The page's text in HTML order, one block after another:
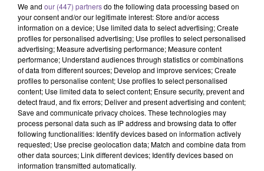
Une entreprise de Chéniers recherche
un préparateur de commandes (H/F).
Une entreprise de Chéniers recherche un préparateur de
commandes (H/F). Vos missions : préparer les commandes
selon les bons fournis, en assurant la vérification et le
We and our (447) partnersdo the following data processing based on
your consent and/or our legitimate interest: Store and/or access
information on a device; Use limited data to select advertising; Create
profiles for personalised advertising; Use profiles to select personalised
advertising; Measure advertising performance; Measure content
performance; Understand audiences through statistics or combinations
of data from different sources; Develop and improve services; Create
profiles to personalise content; Use profiles to select personalised
content; Use limited data to select content; Ensure security, prevent and
detect fraud, and fix errors; Deliver and present advertising and content;
Save and communicate privacy choices. These technologies may
process personal data such as IP address and browsing data to offer
following functionalities: Identify devices based on information actively
requested; Use precise geolocation data; Match and combine data from
other data sources; Link different devices; Identify devices based on
information transmitted automatically.